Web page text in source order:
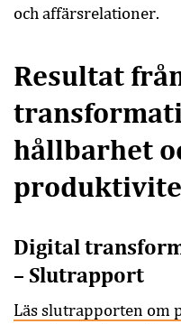
och affärsrelationer.
Resultat
hållbarhet
Digital
– Slutrapport
Läs slutrapporten om